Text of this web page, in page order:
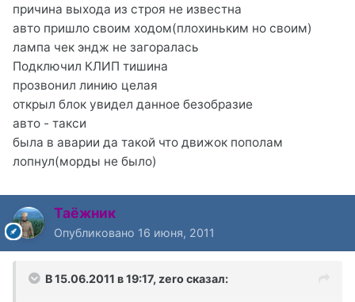
причина выхода из строя не известна
авто пришло своим ходом(плохиньким но своим)
лампа чек эндж не загоралась
Подключил КЛИП тишина
прозвонил линию целая
открыл блок увидел данное безобразие
авто - такси
была в аварии да такой что движок пополам
лопнул(морды не было)
Таёжник
Опубликовано 16 июня, 2011
В 15.06.2011 в 19:17, zero сказал: